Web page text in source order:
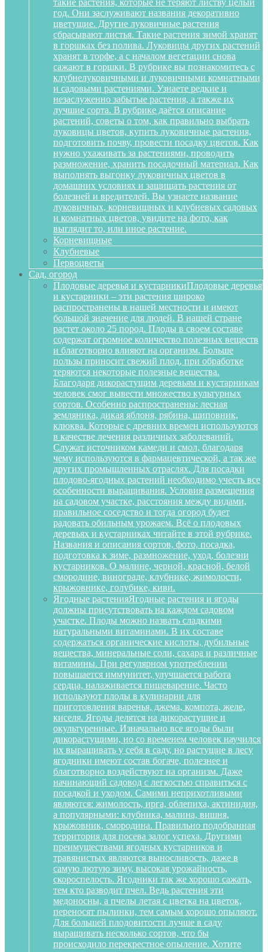
такие растения, которые не теряют листву целый
год. Они заслуживают названия декоративно
цветущие. Другие луковичные растения
сбрасывают листья. Такие растения зимой хранят
в горшках без полива. Луковицы других растений
хранят в торфе, а с началом вегетации снова
сажают в горшки. В рубрике вы познакомитесь с
клубнелуковичными и луковичными комнатными
и садовыми растениями. Узнаете редкие и
незаслуженно забытые растения, а также их
лучшие сорта. В рубрике даётся описание
растений, советы о том, как правильно выбрать
луковицы цветов, купить луковичные растения,
подготовить почву, провести посадку цветов. Как
нужно ухаживать за растениями, проводить
размножение, хранить посадочный материал. Как
выполнять выгонку луковичных цветов в
домашних условиях и защищать растения от
болезней и вредителей. Вы узнаете название
луковичных, корневищных и клубневых садовых
и комнатных цветов, увидите на фото, как
выглядит то, или иное растение.
Корневищные
Клубневые
Первоцветы
Сад, огород
Плодовые деревья и кустарникиПлодовые деревья
и кустарники – эти растения широко
распространены в нашей местности и имеют
большой значение для людей. В нашей стране
растет около 25 пород. Плоды в своем составе
содержат огромное количество полезных веществ
и благотворно влияют на организм. Больше
пользы приносит свежий плод, при обработке
теряются некоторые полезные вещества.
Благодаря дикорастущим деревьям и кустарникам
человек смог вывести множество культурных
сортов. Особенно распространены: лесная
земляника, дикая яблоня, рябина, шиповник,
клюква. Которые с древних времен используются
в качестве лечения различных заболеваний.
Служат источником камеди и смол, благодаря
чему используются в фармацевтической, а так же
других промышленных отраслях. Для посадки
плодово-ягодных растений необходимо учесть все
особенности выращивания. Условия размещения
на садовом участке, расстояния между видами,
правильное соседство и тогда огород будет
радовать обильным урожаем. Всё о плодовых
деревьях и кустарниках читайте в этой рубрике.
Названия и описания сортов, фото, посадка,
подготовка к зиме, размножение, уход, болезни
кустарников. О малине, черной, красной, белой
смородине, винограде, клубнике, жимолости,
крыжовнике, голубике, киви.
Ягодные растенияЯгодные растения и ягоды
должны присутствовать на каждом садовом
участке. Плоды можно назвать сладкими
натуральными витаминами. В их составе
содержаться органические кислоты, дубильные
вещества, минеральные соли, сахара и различные
витамины. При регулярном употреблении
повышается иммунитет, улучшается работа
сердца, налаживается пищеварение. Часто
используют плоды в кулинарии для
приготовления варенья, джема, компота, желе,
киселя. Ягоды делятся на дикорастущие и
окультуренные. Изначально все ягоды были
дикорастущими, но со временем человек научился
их выращивать у себя в саду, но растущие в лесу
ягодники имеют состав богаче, полезнее и
благотворно воздействуют на организм. Даже
начинающий садовод с легкостью справиться с
посадкой и уходом. Самими неприхотливыми
являются: жимолость, ирга, облепиха, актинидия,
а популярными: клубника, малина, вишня,
крыжовник, смородина. Правильно подобранная
территория для посева залог успеха. Другими
преимуществами ягодных кустарников и
травянистых являются выносливость, даже в
самую лютую зиму, высокая урожайность,
скороспелость. Ягодники так же хорошо сажать,
тем кто разводит пчел. Ведь растения эти
медоносны, а пчелы летая с цветка на цветок,
переносят пылинки, тем самым хорошо опыляют.
Для большей плодовитости лучше в саду
выращивать несколько сортов, что бы
происходило перекрестное опыление. Хотите